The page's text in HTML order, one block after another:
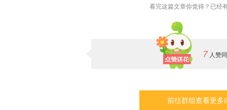
看完这篇文章你觉得？已经
7 人赞同
前往群组查看更多